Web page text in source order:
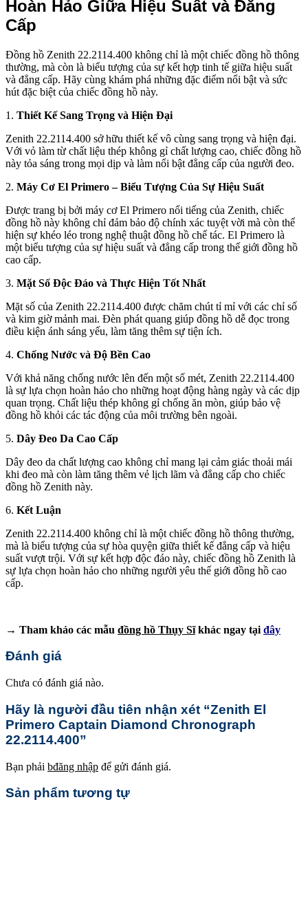
Hoàn Hảo Giữa Hiệu Suất và Đẳng
Cấp
Đồng hồ Zenith 22.2114.400 không chỉ là một chiếc đồng hồ thông
thường, mà còn là biểu tượng của sự kết hợp tinh tế giữa hiệu suất
và đẳng cấp. Hãy cùng khám phá những đặc điểm nổi bật và sức
hút đặc biệt của chiếc đồng hồ này.
1. Thiết Kế Sang Trọng và Hiện Đại
Zenith 22.2114.400 sở hữu thiết kế vô cùng sang trọng và hiện đại.
Với vỏ làm từ chất liệu thép không gỉ chất lượng cao, chiếc đồng hồ
này tỏa sáng trong mọi dịp và làm nổi bật đẳng cấp của người đeo.
2. Máy Cơ El Primero – Biểu Tượng Của Sự Hiệu Suất
Được trang bị bởi máy cơ El Primero nổi tiếng của Zenith, chiếc
đồng hồ này không chỉ đảm bảo độ chính xác tuyệt vời mà còn thể
hiện sự khéo léo trong nghệ thuật đồng hồ chế tác. El Primero là
một biểu tượng của sự hiệu suất và đẳng cấp trong thế giới đồng hồ
cao cấp.
3. Mặt Số Độc Đáo và Thực Hiện Tốt Nhất
Mặt số của Zenith 22.2114.400 được chăm chút tỉ mỉ với các chỉ số
và kim giờ mảnh mai. Đèn phát quang giúp đồng hồ dễ đọc trong
điều kiện ánh sáng yếu, làm tăng thêm sự tiện ích.
4. Chống Nước và Độ Bền Cao
Với khả năng chống nước lên đến một số mét, Zenith 22.2114.400
là sự lựa chọn hoàn hảo cho những hoạt động hàng ngày và các dịp
quan trọng. Chất liệu thép không gỉ chống ăn mòn, giúp bảo vệ
đồng hồ khỏi các tác động của môi trường bên ngoài.
5. Dây Đeo Da Cao Cấp
Dây đeo da chất lượng cao không chỉ mang lại cảm giác thoải mái
khi đeo mà còn làm tăng thêm vẻ lịch lãm và đẳng cấp cho chiếc
đồng hồ Zenith này.
6. Kết Luận
Zenith 22.2114.400 không chỉ là một chiếc đồng hồ thông thường,
mà là biểu tượng của sự hòa quyện giữa thiết kế đẳng cấp và hiệu
suất vượt trội. Với sự kết hợp độc đáo này, chiếc đồng hồ Zenith là
sự lựa chọn hoàn hảo cho những người yêu thế giới đồng hồ cao
cấp.
→ Tham khảo các mẫu đồng hồ Thụy Sĩkhác ngay tại đây
Đánh giá
Chưa có đánh giá nào.
Hãy là người đầu tiên nhận xét “Zenith El
Primero Captain Diamond Chronograph
22.2114.400”
Bạn phải bđăng nhập để gửi đánh giá.
Sản phẩm tương tự